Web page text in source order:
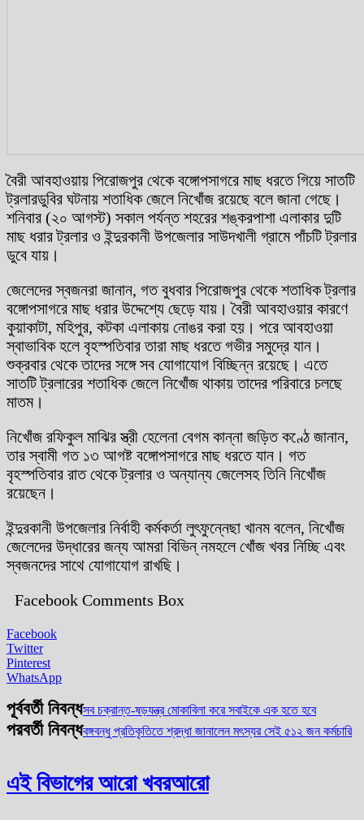
বৈরী আবহাওয়ায় পিরোজপুর থেকে বঙ্গোপসাগরে মাছ ধরতে গিয়ে সাতটি
ট্রলারডুবির ঘটনায় শতাধিক জেলে নিখোঁজ রয়েছে বলে জানা গেছে।
শনিবার (২০ আগস্ট) সকাল পর্যন্ত শহরের শঙ্করপাশা এলাকার দুটি
মাছ ধরার ট্রলার ও ইন্দুরকানী উপজেলার সাউদখালী গ্রামে পাঁচটি ট্রলার
ডুবে যায়।
জেলেদের স্বজনরা জানান, গত বুধবার পিরোজপুর থেকে শতাধিক ট্রলার
বঙ্গোপসাগরে মাছ ধরার উদ্দেশ্যে ছেড়ে যায়। বৈরী আবহাওয়ার কারণে
কুয়াকাটা, মহিপুর, কটকা এলাকায় নোঙর করা হয়। পরে আবহাওয়া
স্বাভাবিক হলে বৃহস্পতিবার তারা মাছ ধরতে গভীর সমুদ্রে যান।
শুক্রবার থেকে তাদের সঙ্গে সব যোগাযোগ বিচ্ছিন্ন রয়েছে। এতে
সাতটি ট্রলারের শতাধিক জেলে নিখোঁজ থাকায় তাদের পরিবারে চলছে
মাতম।
নিখোঁজ রফিকুল মাঝির স্ত্রী হেলেনা বেগম কান্না জড়িত কণ্ঠে জানান,
তার স্বামী গত ১৩ আগষ্ট বঙ্গোপসাগরে মাছ ধরতে যান। গত
বৃহস্পতিবার রাত থেকে ট্রলার ও অন্যান্য জেলেসহ তিনি নিখোঁজ
রয়েছেন।
ইন্দুরকানী উপজেলার নির্বাহী কর্মকর্তা লুৎফুন্নেছা খানম বলেন, নিখোঁজ
জেলেদের উদ্ধারের জন্য আমরা বিভিন্ নমহলে খোঁজ খবর নিচ্ছি এবং
স্বজনদের সাথে যোগাযোগ রাখছি।
Facebook Comments Box
Facebook
Twitter
Pinterest
WhatsApp
পূর্ববর্তী নিবন্ধসব চক্রান্ত-ষড়যন্ত্র মোকাবিলা করে সবাইকে এক হতে হবে
পরবর্তী নিবন্ধবঙ্গবন্ধু প্রতিকৃতিতে শ্রদ্ধা জানালেন মৎস্যর সেই ৫১২ জন কর্মচারি
এই বিভাগের আরো খবরআরো